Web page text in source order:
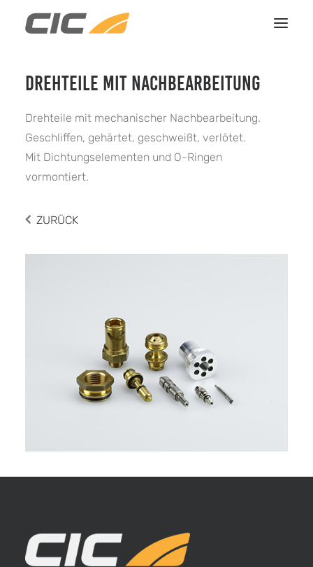
HOME
REFERENZEN
ÜBER UNS
KONTAKT
DREHTEILE MIT NACHBEARBEITUNG
Drehteile mit mechanischer Nachbearbeitung.
Geschliffen, gehärtet, geschweißt, verlötet.
Mit Dichtungselementen und O-Ringen
vormontiert.
ZURÜCK